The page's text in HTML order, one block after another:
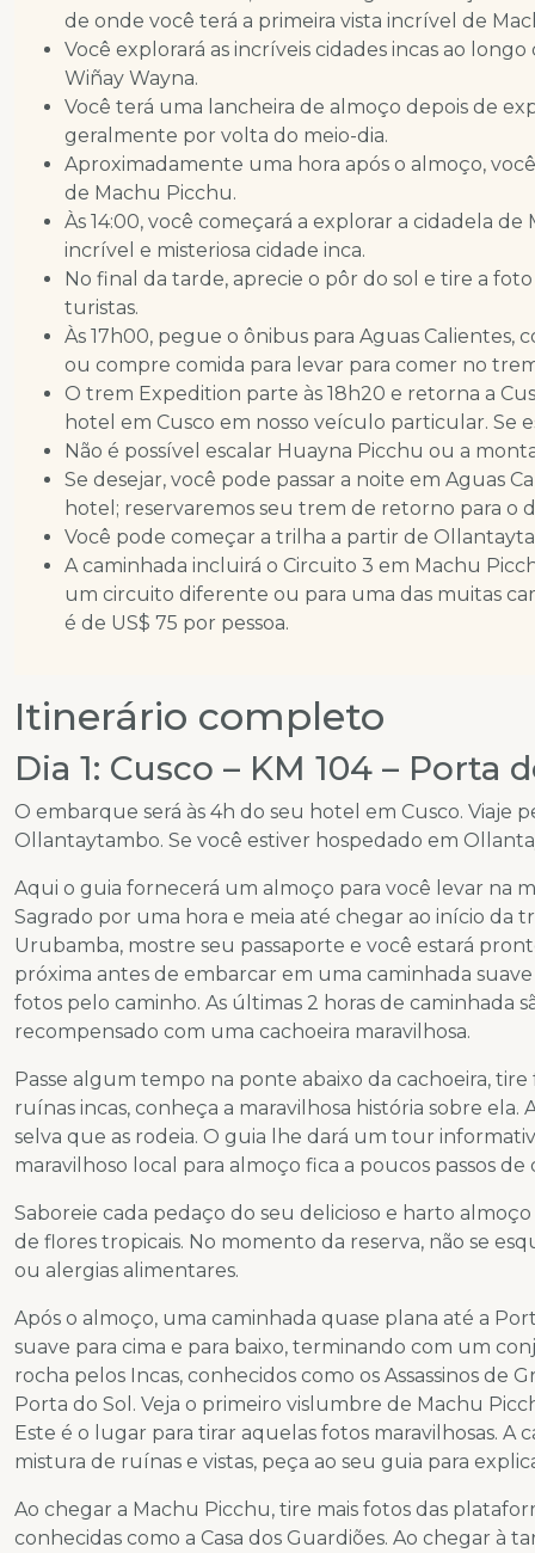
de onde você terá a primeira vista incrível de
Você explorará as incríveis cidades incas ao
Wiñay Wayna.
Você terá uma lancheira de almoço depois de
geralmente por volta do meio-dia.
Aproximadamente uma hora após o almoço,
de Machu Picchu.
Às 14:00, você começará a explorar a cidadela
incrível e misteriosa cidade inca.
No final da tarde, aprecie o pôr do sol e tire a
turistas.
Às 17h00, pegue o ônibus para Aguas
ou compre comida para levar para comer no
O trem Expedition parte às 18h20 e retorna a
hotel em Cusco em nosso veículo particular. Se
Não é possível escalar Huayna Picchu ou a
Se desejar, você pode passar a noite em Aguas
hotel; reservaremos seu trem de retorno para o
Você pode começar a trilha a partir de
A caminhada incluirá o Circuito 3 em Machu
um circuito diferente ou para uma das muitas
é de US$ 75 por pessoa.
Itinerário completo
Dia 1: Cusco – KM 104 – Porta
O embarque será às 4h do seu hotel em Cusco. Viaje
Ollantaytambo. Se você estiver hospedado em
Aqui o guia fornecerá um almoço para você levar na
Sagrado por uma hora e meia até chegar ao início da
Urubamba, mostre seu passaporte e você estará
próxima antes de embarcar em uma caminhada
fotos pelo caminho. As últimas 2 horas de caminhada
recompensado com uma cachoeira maravilhosa.
Passe algum tempo na ponte abaixo da cachoeira,
ruínas incas, conheça a maravilhosa história sobre
selva que as rodeia. O guia lhe dará um tour
maravilhoso local para almoço fica a poucos passos de
Saboreie cada pedaço do seu delicioso e harto
de flores tropicais. No momento da reserva, não se
ou alergias alimentares.
Após o almoço, uma caminhada quase plana até a
suave para cima e para baixo, terminando com um
rocha pelos Incas, conhecidos como os Assassinos de
Porta do Sol. Veja o primeiro vislumbre de Machu
Este é o lugar para tirar aquelas fotos maravilhosas.
mistura de ruínas e vistas, peça ao seu guia para
Ao chegar a Machu Picchu, tire mais fotos das
conhecidas como a Casa dos Guardiões. Ao chegar à